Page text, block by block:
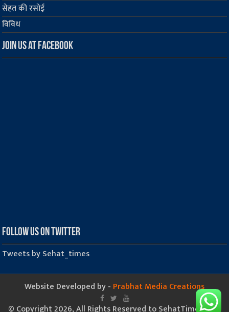
सेहत की रसोई
विविध
Join us at Facebook
Follow us on Twitter
Tweets by Sehat_times
Website Developed by - Prabhat Media Creations
© Copyright 2026, All Rights Reserved to SehatTimes.Com